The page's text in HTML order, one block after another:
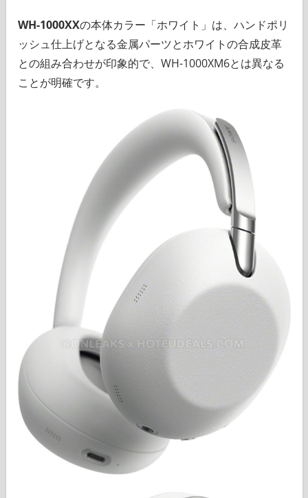
WH-1000XXの本体カラー「ホワイト」は、ハンドポリ
ッシュ仕上げとなる金属パーツとホワイトの合成皮革
との組み合わせが印象的で、WH-1000XM6とは異なる
ことが明確です。